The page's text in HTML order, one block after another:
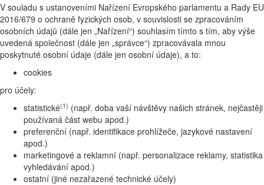
V souladu s ustanoveními Nařízení Evropského parlamentu a Rady EU
2016/679 o ochraně fyzických osob, v souvislosti se zpracováním
osobních údajů (dále jen „Nařízení“) souhlasím tímto s tím, aby výše
uvedená společnost (dále jen „správce“) zpracovávala mnou
poskytnuté osobní údaje (dále jen osobní údaje), a to:
cookies
pro účely:
statistické(1) (např. doba vaší návštěvy našich stránek, nejčastěji
používaná část webu apod.)
preferenční (např. identifikace prohlížeče, jazykové nastavení
apod.)
marketingové a reklamní (např. personalizace reklamy, statistika
vyhledávání apod.)
ostatní (jiné nezařazené technické účely)